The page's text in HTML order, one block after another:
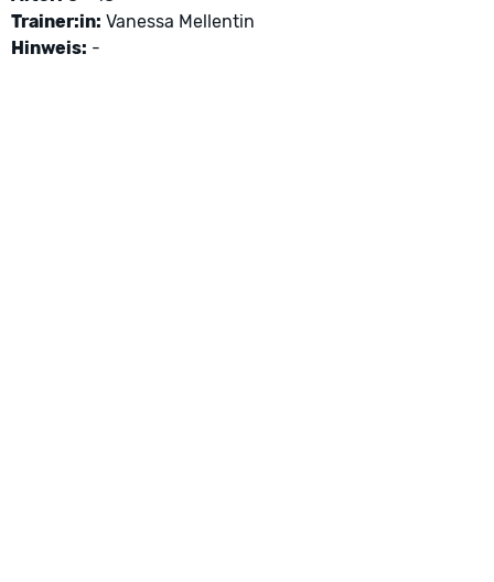
Trainer:in: Vanessa Mellentin
Hinweis: -